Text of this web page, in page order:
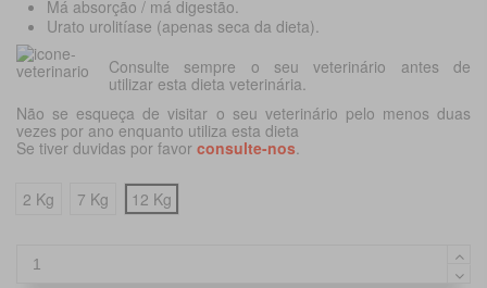
Má absorção / má digestão.
Urato urolitíase (apenas seca da dieta).
Consulte sempre o seu veterinário antes de
utilizar esta dieta veterinária.
Não se esqueça de visitar o seu veterinário pelo menos duas
vezes por ano enquanto utiliza esta dieta
Se tiver duvidas por favor consulte-nos
2 Kg 7 Kg 12 Kg